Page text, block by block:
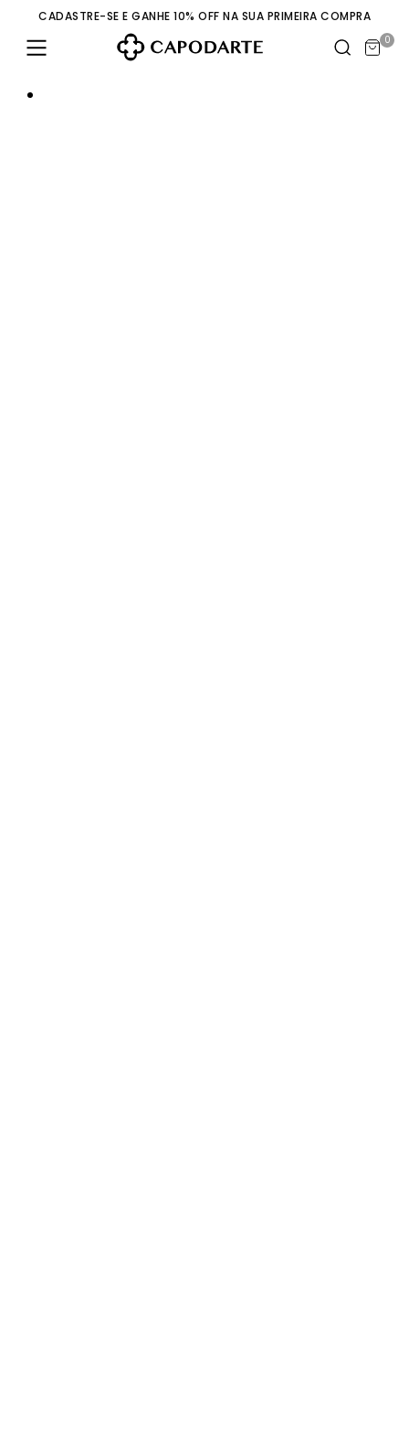
CADASTRE-SE E GANHE 10% OFF NA SUA PRIMEIRA COMPRA
0